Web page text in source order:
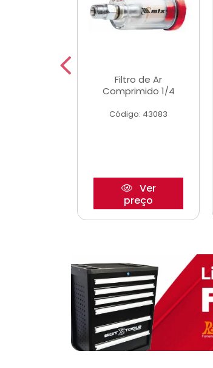
Filtro de Ar
Comprimido 1/4
Código: 43083
Ver
preço